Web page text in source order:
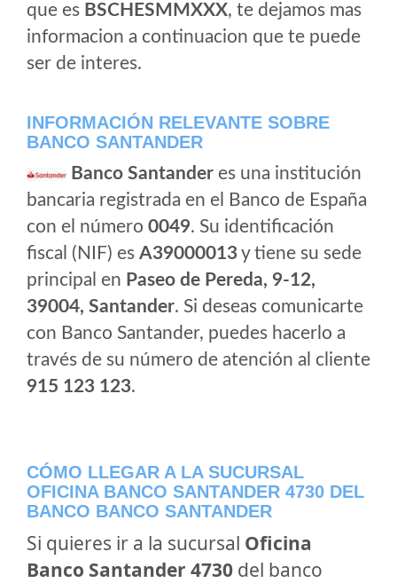
que es BSCHESMMXXX, te dejamos mas
informacion a continuacion que te puede
ser de interes.
INFORMACIÓN RELEVANTE SOBRE
BANCO SANTANDER
Banco Santander es una institución
bancaria registrada en el Banco de España
con el número 0049. Su identificación
fiscal (NIF) es A39000013y tiene su sede
principal en Paseo de Pereda, 9-12,
39004, Santander. Si deseas comunicarte
con Banco Santander, puedes hacerlo a
través de su número de atención al cliente
915 123 123.
CÓMO LLEGAR A LA SUCURSAL
OFICINA BANCO SANTANDER 4730 DEL
BANCO BANCO SANTANDER
Si quieres ir a la sucursal Oficina
Banco Santander 4730 del banco